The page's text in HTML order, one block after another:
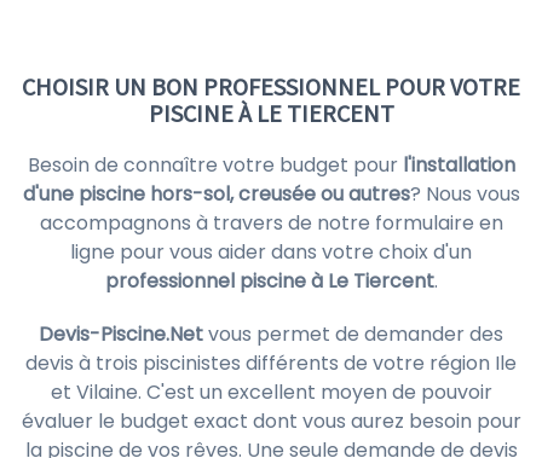
CHOISIR UN BON PROFESSIONNEL POUR VOTRE
PISCINE À LE TIERCENT
Besoin de connaître votre budget pour l'installation
d'une piscine hors-sol, creusée ou autres? Nous vous
accompagnons à travers de notre formulaire en
ligne pour vous aider dans votre choix d'un
professionnel piscine à Le Tiercent.
Devis-Piscine.Netvous permet de demander des
devis à trois piscinistes différents de votre région Ile
et Vilaine. C'est un excellent moyen de pouvoir
évaluer le budget exact dont vous aurez besoin pour
la piscine de vos rêves. Une seule demande de devis